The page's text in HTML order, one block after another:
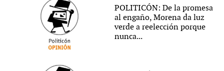
POLITICÓN: De la promesa
al engaño, Morena da luz
verde a reelección porque
nunca...